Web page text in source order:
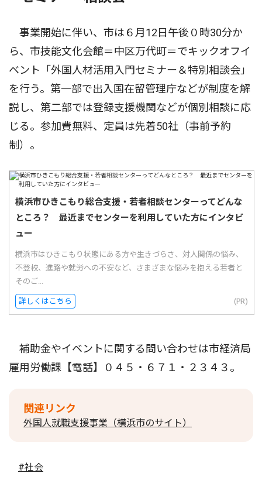
事業開始に伴い、市は６月12日午後０時30分か
ら、市技能文化会館＝中区万代町＝でキックオフイ
ベント「外国人材活用入門セミナー＆特別相談会」
を行う。第一部で出入国在留管理庁などが制度を解
説し、第二部では登録支援機関などが個別相談に応
じる。参加費無料、定員は先着50社（事前予約
制）。
横浜市ひきこもり総合支援・若者相談センターってどんな
ところ？ 最近までセンターを利用していた方にインタビ
ュー
横浜市はひきこもり状態にある方や生きづらさ、対人関係の悩み、
不登校、進路や就労への不安など、さまざまな悩みを抱える若者と
そのご...
詳しくはこちら (PR)
補助金やイベントに関する問い合わせは市経済局
雇用労働課【電話】０４５・６７１・２３４３。
関連リンク
外国人就職支援事業（横浜市のサイト）
#社会